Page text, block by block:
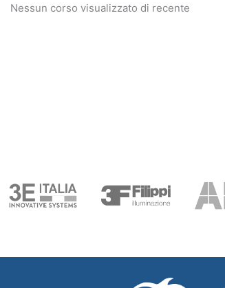
Nessun corso visualizzato di recente